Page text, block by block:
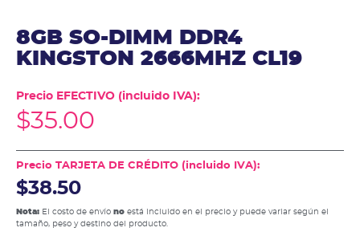
8GB SO-DIMM DDR4
KINGSTON 2666MHZ CL19
Precio EFECTIVO (incluido IVA):
$35.00
Precio TARJETA DE CRÉDITO (incluido IVA):
$38.50
Nota: El costo de envío no está incluido en el precio y puede variar según el
tamaño, peso y destino del producto.